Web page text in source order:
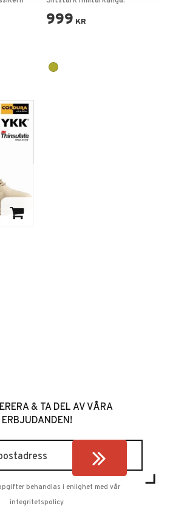
999 KR
& TA DEL AV VÅRA
ERBJUDANDEN!
behandlas i enlighet med vår
integritetspolicy.